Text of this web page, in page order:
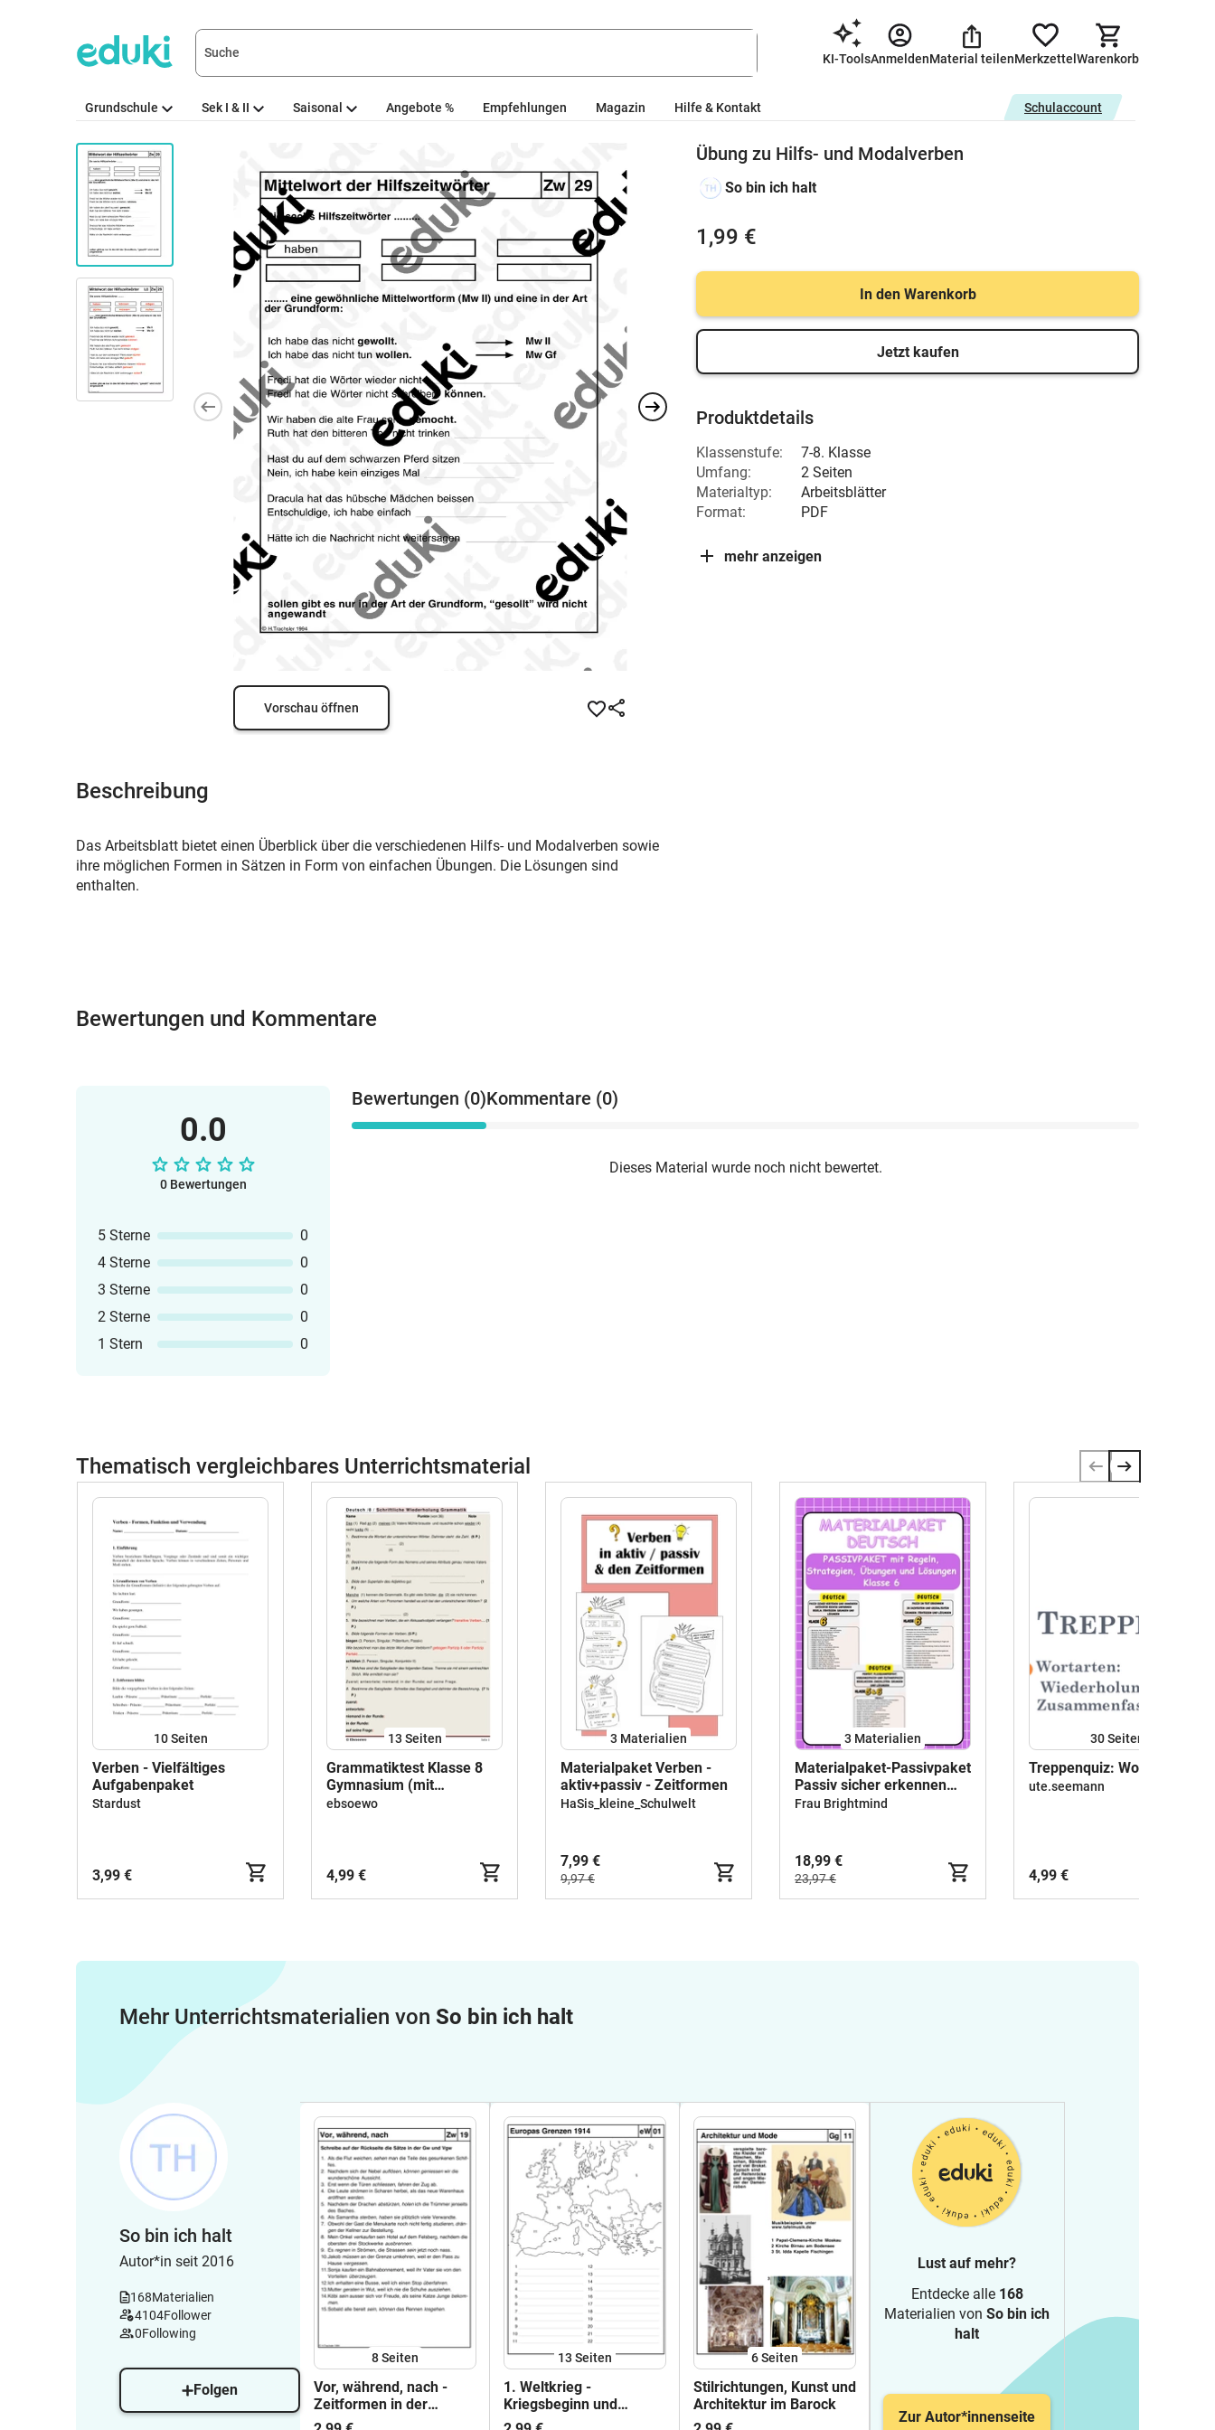
KI-ToolsAnmeldenMaterial teilenMerkzettel Warenkorb
Grundschule Sek I & II Saisonal Angebote % Empfehlungen Magazin Hilfe & Kontakt Schulaccount
Vorschau öffnen
Beschreibung
Das Arbeitsblatt bietet einen Überblick über die verschiedenen Hilfs- und Modalverben sowie
ihre möglichen Formen in Sätzen in Form von einfachen Übungen. Die Lösungen sind
enthalten.
Übung zu Hilfs- und Modalverben
So bin ich halt
1,99 €
In den Warenkorb
Jetzt kaufen
Produktdetails
Klassenstufe:
7-8. Klasse
Umfang:
2 Seiten
Materialtyp:
Arbeitsblätter
Format:
PDF
mehr anzeigen
Bewertungen und Kommentare
0.0
0 Bewertungen
5 Sterne
0
4 Sterne
0
3 Sterne
0
2 Sterne
0
1 Stern
0
Bewertungen (0)Kommentare (0)
Dieses Material wurde noch nicht bewertet.
Thematisch vergleichbares Unterrichtsmaterial
10Seiten
Verben - Vielfältiges
Aufgabenpaket
Stardust
3,99 €
13 Seiten
Grammatiktest Klasse 8
Gymnasium (mit
Übungsblatt)
ebsoewo
4,99 €
3 Materialien
Materialpaket Verben -
aktiv+passiv - Zeitformen
HaSis_kleine_Schulwelt
7,99 €
9,97 €
3 Materialien
Materialpaket-Passivpaket
Passiv sicher erkennen
und anwenden Klasse 6
Frau Brightmind
18,99 €
23,97 €
30Seiten
Treppenquiz: Wortarten
ute.seemann
4,99 €
Mehr Unterrichtsmaterialien von So bin ich halt
So bin ich halt
Autor*in seit 2016
168Materialien
4104Follower
0Following
Folgen
8Seiten
Vor, während, nach -
Zeitformen in der
richtigen Reihenfolge
13 Seiten
1. Weltkrieg -
Kriegsbeginn und
Kriegsende, Dolchstoss-
6Seiten
Stilrichtungen, Kunst und
Architektur im Barock
Lust auf mehr?
Entdecke alle 168
Materialien von So bin ich
halt
Zur Autor*innenseite